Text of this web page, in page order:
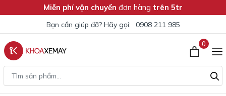
Miễn phí vận chuyển đơn hàng trên 5tr
Bạn cần giúp đỡ? Hãy gọi: 0908 211 985
0